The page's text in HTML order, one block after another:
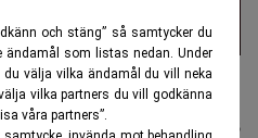
och stäng” så samtycker du
som listas nedan. Under
du välja vilka ändamål du vill neka
vilka partners du vill godkänna
våra partners”.
sin karriär som ett resultat
AP/TT)
Publicerad: 20 juli 2026